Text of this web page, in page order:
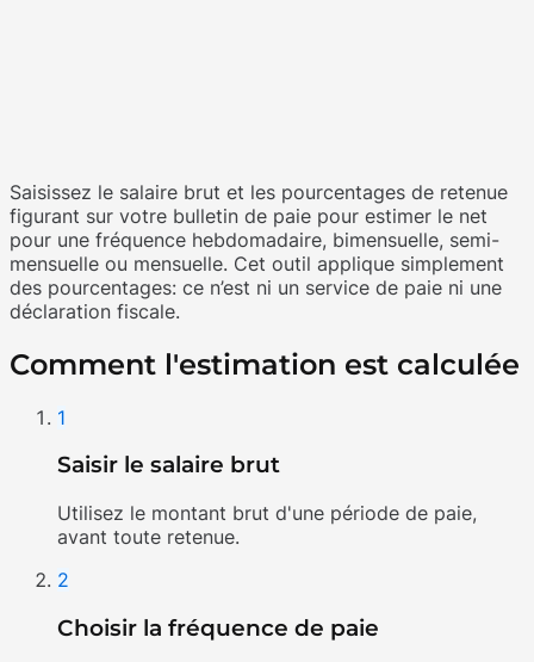
Saisissez le salaire brut et les pourcentages de retenue
figurant sur votre bulletin de paie pour estimer le net
pour une fréquence hebdomadaire, bimensuelle, semi-
mensuelle ou mensuelle. Cet outil applique simplement
des pourcentages: ce n’est ni un service de paie ni une
déclaration fiscale.
Comment l'estimation est calculée
1
Saisir le salaire brut
Utilisez le montant brut d'une période de paie,
avant toute retenue.
2
Choisir la fréquence de paie